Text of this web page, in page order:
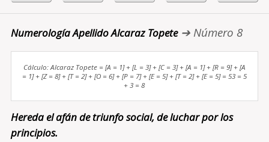
Numerología Apellido Alcaraz Topete➔ Número 8
Cálculo: Alcaraz Topete = [A = 1] + [L = 3] + [C = 3] + [A = 1] + [R = 9] + [A
= 1] + [Z = 8] + [T = 2] + [O = 6] + [P = 7] + [E = 5] + [T = 2] + [E = 5] = 53 = 5
+ 3 = 8
Hereda el afán de triunfo social, de luchar por los
principios.